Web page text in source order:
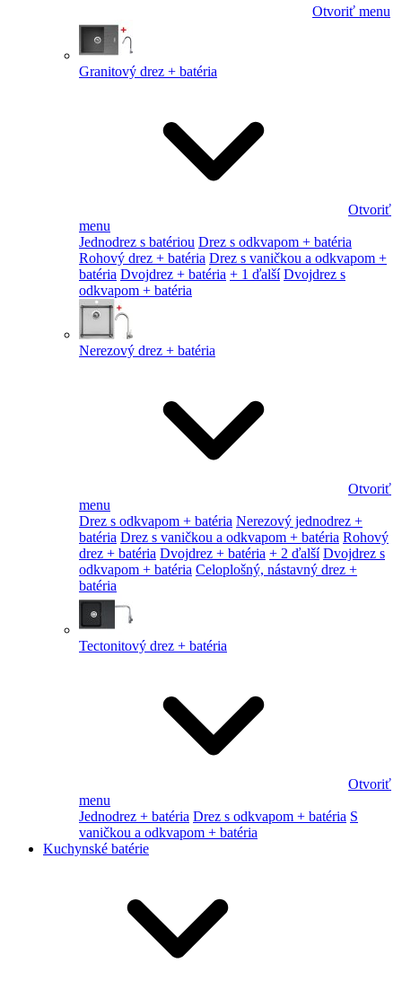
Otvoriť menu
Granitový drez + batéria
Otvoriť
menu
Jednodrez s batériou Drez s odkvapom + batéria
Rohový drez + batéria Drez s vaničkou a odkvapom +
batéria Dvojdrez + batéria + 1 ďalší Dvojdrez s
odkvapom + batéria
Nerezový drez + batéria
Otvoriť
menu
Drez s odkvapom + batéria Nerezový jednodrez +
batéria Drez s vaničkou a odkvapom + batéria Rohový
drez + batéria Dvojdrez + batéria + 2 ďalší Dvojdrez s
odkvapom + batéria Celoplošný, nástavný drez +
batéria
Tectonitový drez + batéria
Otvoriť
menu
Jednodrez + batéria Drez s odkvapom + batéria S
vaničkou a odkvapom + batéria
Kuchynské batérie